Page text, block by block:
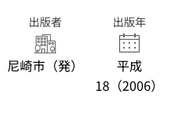
出版者
尼崎市（発）
出版年
平成
18（2006）